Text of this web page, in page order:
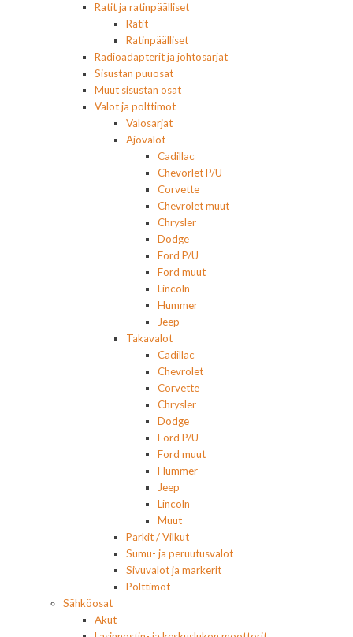
Ratit ja ratinpäälliset
Ratit
Ratinpäälliset
Radioadapterit ja johtosarjat
Sisustan puuosat
Muut sisustan osat
Valot ja polttimot
Valosarjat
Ajovalot
Cadillac
Chevorlet P/U
Corvette
Chevrolet muut
Chrysler
Dodge
Ford P/U
Ford muut
Lincoln
Hummer
Jeep
Takavalot
Cadillac
Chevrolet
Corvette
Chrysler
Dodge
Ford P/U
Ford muut
Hummer
Jeep
Lincoln
Muut
Parkit / Vilkut
Sumu- ja peruutusvalot
Sivuvalot ja markerit
Polttimot
Sähköosat
Akut